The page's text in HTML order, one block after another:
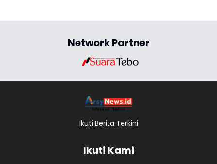
Network Partner
Ikuti Berita Terkini
Ikuti Kami